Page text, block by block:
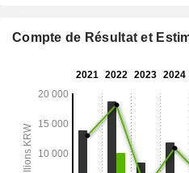
Compte de Résultat et